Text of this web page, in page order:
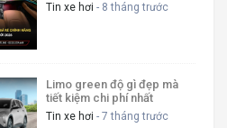
Tin xe hơi - 8 tháng trước
Limo green độ gì đẹp mà
tiết kiệm chi phí nhất
Tin xe hơi - 7 tháng trước